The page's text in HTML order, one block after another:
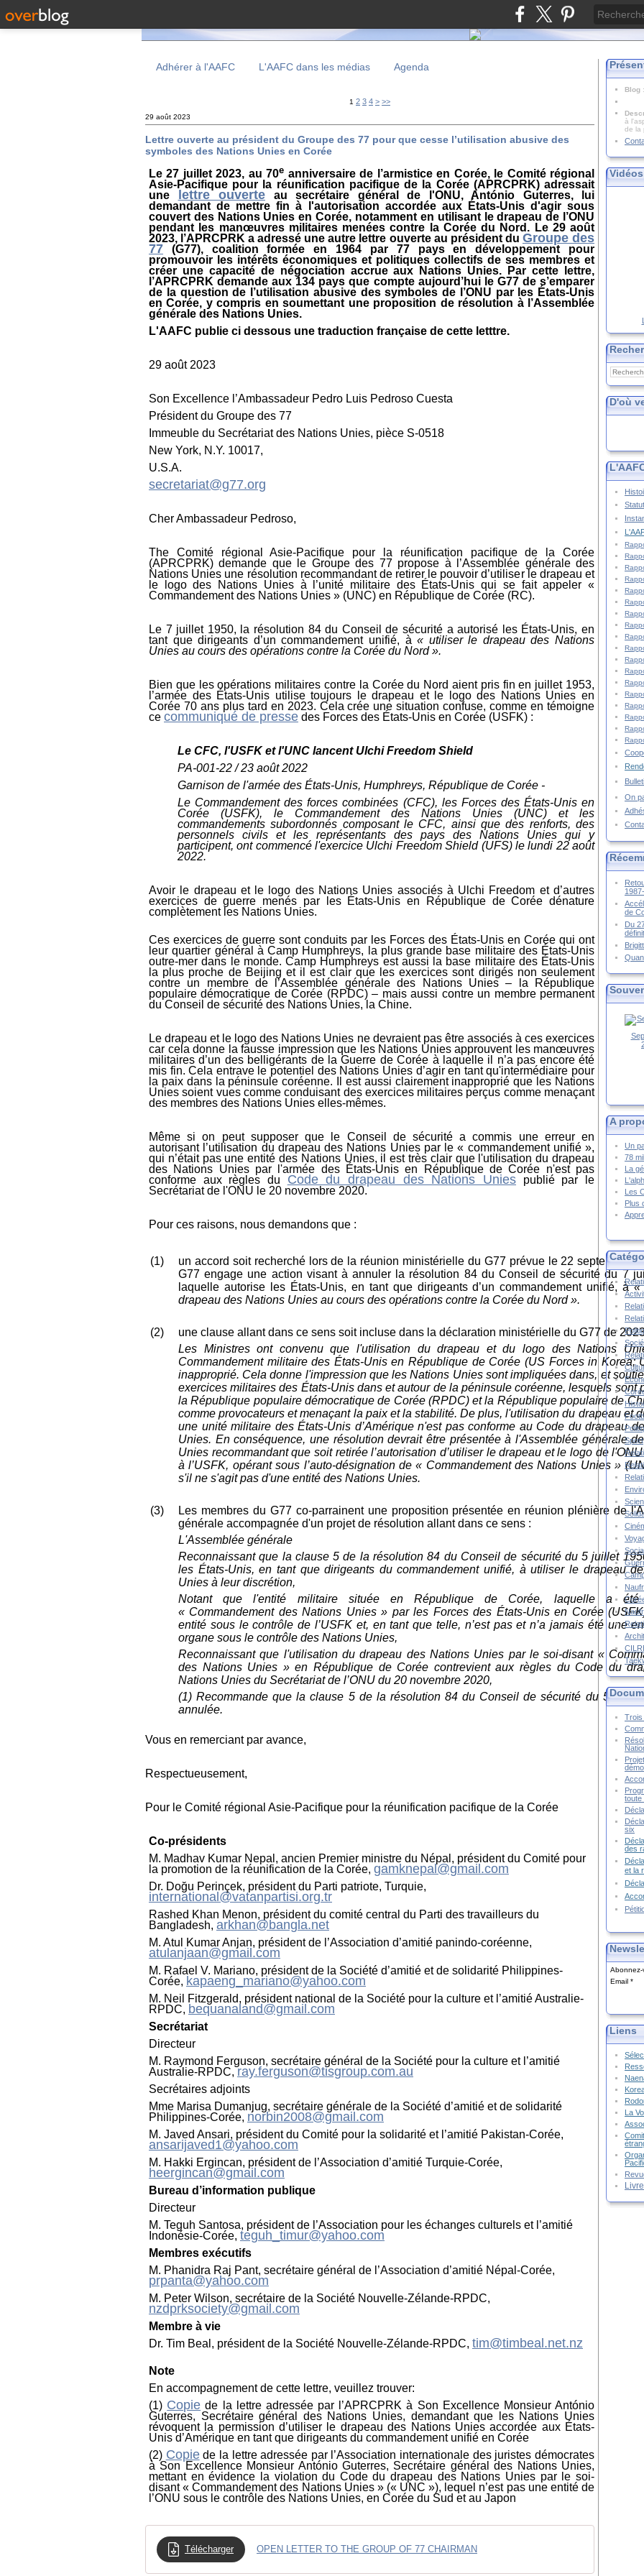
Adhérer à l'AAFC L'AAFC dans les médias Agenda
1 2 3 4 > >>
29 août 2023
Lettre ouverte au président du Groupe des 77 pour que cesse l’utilisation abusive des
symboles des Nations Unies en Corée
Le 27 juillet 2023, au 70e anniversaire de l’armistice en Corée, le Comité régional
Asie-Pacifique pour la réunification pacifique de la Corée (APRCPRK) adressait
une lettre ouverte au secrétaire général de l'ONU, António Guterres, lui
demandant de mettre fin à l'autorisation accordée aux États-Unis d'agir sous
couvert des Nations Unies en Corée, notamment en utilisant le drapeau de l’ONU
pendant les manœuvres militaires menées contre la Corée du Nord. Le 29 août
2023, l’APRCPRK a adressé une autre lettre ouverte au président du Groupe des
77 (G77),
coalition formée en 1964 par 77 pays en développement pour
promouvoir les intérêts économiques et politiques collectifs de ses membres et
créer une capacité de négociation accrue aux Nations Unies. Par cette lettre,
l’APRCPRK demande aux 134 pays que compte aujourd’hui le G77 de s’emparer
de la question de l’utilisation abusive des symboles de l’ONU par les États-Unis
en Corée, y compris en soumettant une proposition de résolution à l’Assemblée
générale des Nations Unies.
L'AAFC publie ci dessous une traduction française de cette letttre.
29 août 2023
Son Excellence l’Ambassadeur Pedro Luis Pedroso Cuesta
Président du Groupe des 77
Immeuble du Secrétariat des Nations Unies, pièce S-0518
New York, N.Y. 10017,
U.S.A.
secretariat@g77.org
Cher Ambassadeur Pedroso,
The Comité régional Asie-Pacifique pour la réunification pacifique de la Corée
(APRCPRK) demande que le Groupe des 77 propose à l’Assemblée générale des
Nations Unies une résolution recommandant de retirer le pouvoir d’utiliser le drapeau et
le logo des Nations Unies à l’unité militaire des États-Unisqui se fait appeler «
Commandement des Nations Unies » (UNC) en République de Corée (RC).
Le 7 juillet 1950, la résolution 84 du Conseil de sécurité a autorisé les États-Unis,en
tant que dirigeants d’un commandement unifié, à« utiliser le drapeau des Nations
Unies au cours des opérations contre la Corée du Nord ».
Bien que les opérations militaires contre la Corée du Nord aient pris fin en juillet 1953,
l’armée des États-Unis utilise toujours le drapeau et le logo des Nations Unies en
Corée 70 ans plus tard en 2023. Cela crée une situation confuse, comme en témoigne
ce communiqué de presse des Forces des États-Unis en Corée (USFK) :
Le CFC, l'USFK et l'UNC lancent Ulchi Freedom Shield
PA-001-22 / 23 août 2022
Garnison de l'armée des États-Unis, Humphreys, République de Corée -
Le Commandement des forces combinées (CFC), les Forces des États-Unisen
Corée (USFK), le Commandement des Nations Unies (UNC) et les
commandementssubordonnés composant le CFC, ainsi que des renforts, des
personnels civils et les représentants des pays des Nations Unies qui y
participent,ont commencé l'exercice Ulchi Freedom Shield (UFS) le lundi 22 août
2022.
Avoir le drapeau et le logo des Nations Unies associés à Ulchi Freedom et d’autres
exercices de guerre menés par
les États-Unisen République de Corée dénature
complètement les Nations Unies.
Ces exercices de guerre sont conduits par les Forces des États-Unis en Corée qui ont
leur quartier général à Camp Humphreys, la plus grande base militaire des États-Unis
outre-mer dans le monde. Camp Humphreys est aussi la base militaire des États-Unis
la plus proche de Beijing et il est clair que les exercices sont dirigés non seulement
contre un membre de l’Assemblée générale des Nations Unies – la République
populaire démocratique de Corée (RPDC) – mais aussi contre un membre permanent
du Conseil de sécurité des Nations Unies, la Chine.
Le drapeau et le logo des Nations Unies ne devraient pas être associés à ces exercices
car cela donne la fausse impression que les Nations Unies approuvent les manœuvres
militaires d’un des belligérants de la Guerre de Corée à laquelle il n’a pas encore été
mis fin. Cela entrave le potentiel des Nations Unies d’agir en tant qu'intermédiaire pour
la paix dans la péninsule coréenne.
Il est aussi clairement inapproprié que les Nations
Unies soient vues comme conduisant des exercices militaires perçus comme menaçant
des membres des Nations Unies elles-mêmes.
Même si on peut supposer que le Conseil de sécurité a commis une erreur en
autorisant l’utilisation du drapeau des Nations Unies par le « commandement unifié »,
qui n’était pas une entité des Nations Unies, il est très clair que l'utilisation du drapeau
des Nations Unies par l'armée des États-Unis en République de Corée n'est pas
conforme aux règles du Code du drapeau des Nations Unies publié par le
Secrétariat de l'ONU le 20 novembre 2020.
Pour ces raisons, nous demandons que :
(1)
un accord soit recherché lors de la réunion ministérielle du G77 prévue le 22 septembre
G77 engage une action visant à annuler la résolution 84 du Conseil de sécurité du 7
laquelle autorise les États-Unis, en tant que dirigeants d’un commandement unifié, à«
drapeau des Nations Unies au cours des opérations contre la Corée du Nord ».
(2)
une clause allant dans ce sens soit incluse dans la déclaration ministérielle du G77 de
Les Ministres ont convenu que l'utilisation du drapeau et du logo des Nations
Commandement militaire des États-Unis en République de Corée (US Forces in Korea;
inapproprié. Cela donne l'impression que lesNations Uniessont impliquéesdans, et
exercices militairesdes États-Unis dans etautour de la péninsule coréenne,lesquels sont
la République populaire démocratique de Corée (RPDC) et la République populaire de
comme provocateurs etmenaçant la paix et la stabilité. De plus, l'utilisation du drapeau et
une unité militaire des États-Unis d’Amériquen'est pas conforme au Code du drapeau
Unies. En conséquence, une résolution devrait être présentée à l'Assemblée générale
Unies recommandant que soit retirée l’autorisation d’utiliser ledrapeau etle logo de
à l’USFK, opérant sous l’auto-désignation de « Commandement des Nations Unies »
s'il ne s'agit pas d'une entité des Nations Unies.
(3)
Les membres du G77 co-parrainent une proposition présentée en réunion plénière de
générale accompagnée d'un projet de résolution allant dans ce sens :
L'Assemblée générale
Reconnaissant que la clause 5 de la résolution 84 du Conseil de sécurité du 5 juillet
les États-Unis, en tant que dirigeants du commandement unifié, à utiliser le drapeau
Unies à leur discrétion,
Notant que l'entité militaire située en République de Corée, laquelle a été
« Commandement des Nations Unies » par les Forces des États-Unis en Corée
entité sous le contrôle de l’USFK et, en tant que telle, n’est pas et n’a jamais été une
organe sous le contrôle des Nations Unies,
Reconnaissant que l'utilisation du drapeau des Nations Unies par le soi-disant «
des Nations Unies » en République de Corée contrevient aux règles du Code du
Nations Unies du Secrétariat de l’ONU du 20 novembre 2020,
(1) Recommande que la clause 5 de la résolution 84 du Conseil de sécurité du 5 juillet
annulée.
Vous en remerciant par avance,
Respectueusement,
Pour le Comité régional Asie-Pacifique pour la réunification pacifique de la Corée
Co-présidents
M. Madhav Kumar Nepal, ancien Premier ministre du Népal, président du Comité pour
la promotion de la réunification de la Corée, gamknepal@gmail.com
Dr. Doğu Perinçek, président du Parti patriote, Turquie,
international@vatanpartisi.org.tr
Rashed Khan Menon, président du comité central du Parti des travailleurs du
Bangladesh, arkhan@bangla.net
M. Atul Kumar Anjan, président de l’Association d’amitié panindo-coréenne,
atulanjaan@gmail.com
M. Rafael V. Mariano, président de la Société d’amitié et de solidarité Philippines-
Corée, kapaeng_mariano@yahoo.com
M. Neil Fitzgerald, président national de la Société pour la culture et l’amitié Australie-
RPDC, bequanaland@gmail.com
Secrétariat
Directeur
M. Raymond Ferguson, secrétaire général de la Société pour la culture et l’amitié
Australie-RPDC, ray.ferguson@tisgroup.com.au
Secrétaires adjoints
Mme Marisa Dumanjug, secrétaire générale de la Société d’amitié et de solidarité
Philippines-Corée, norbin2008@gmail.com
M. Javed Ansari, président du Comité pour la solidarité et l’amitié Pakistan-Corée,
ansarijaved1@yahoo.com
M. Hakki Ergincan, président de l’Association d’amitié Turquie-Corée,
heergincan@gmail.com
Bureau d’information publique
Directeur
M. Teguh Santosa, président de l’Association pour les échanges culturels et l’amitié
Indonésie-Corée, teguh_timur@yahoo.com
Membres exécutifs
M. Phanidra Raj Pant, secrétaire général de l’Association d’amitié Népal-Corée,
prpanta@yahoo.com
M. Peter Wilson, secrétaire de la Société Nouvelle-Zélande-RPDC,
nzdprksociety@gmail.com
Membre à vie
Dr. Tim Beal, présidentde la Société Nouvelle-Zélande-RPDC, tim@timbeal.net.nz
Note
En accompagnement de cette lettre, veuillez trouver:
(1) Copie de la lettre adressée par l’APRCPRK à Son Excellence Monsieur António
Guterres, Secrétaire général des Nations Unies, demandant que les Nations Unies
révoquent la permission d’utiliser le drapeau des Nations Unies accordée aux États-
Unis d’Amérique en tant que dirigeants du commandement unifié en Corée
(2) Copiede la lettre adressée par l’Association internationale des juristes démocrates
à Son Excellence Monsieur António Guterres, Secrétaire général des Nations Unies,
mettant en évidence la violation du Code du drapeau des Nations Unies par le soi-
disant « Commandement des Nations Unies » (« UNC »), lequel n’est pas une entité de
l’ONU sous le contrôle des Nations Unies, en Corée du Sud et au Japon
Télécharger OPEN LETTER TO THE GROUP OF 77 CHAIRMAN
Blog
à
de la
Vidéos
D'où
On
de
Du
A
Un
78
La
Les
Plus
Sport
Trois
toute
six
des
et la
Abonnez-
Email
Liens
La